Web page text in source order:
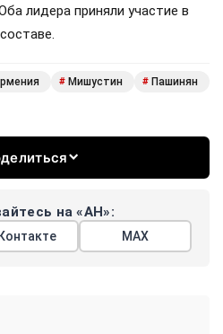
лидера приняли участие в
# Мишустин # Пашинян
на «АН»:
МАХ